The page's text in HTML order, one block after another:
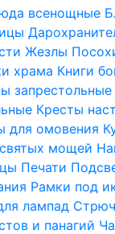
всенощные
Жезлы
храма Книги
запрестольные
Кресты
для омовения
мощей
Печати
Рамки под
лампад
и панагий